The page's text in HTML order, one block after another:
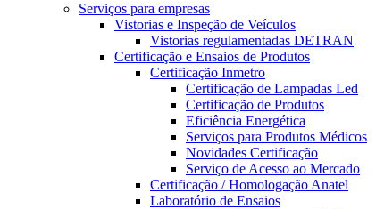
Serviços para empresas
Vistorias e Inspeção de Veículos
Vistorias regulamentadas DETRAN
Certificação e Ensaios de Produtos
Certificação Inmetro
Certificação de Lampadas Led
Certificação de Produtos
Eficiência Energética
Serviços para Produtos Médicos
Novidades Certificação
Serviço de Acesso ao Mercado
Certificação / Homologação Anatel
Laboratório de Ensaios